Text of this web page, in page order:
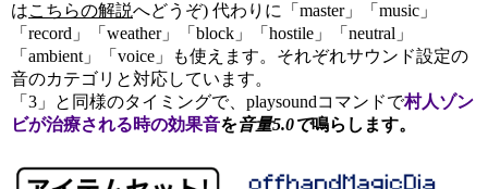
はこちらの解説へどうぞ) 代わりに「master」「music」
「record」「weather」「block」「hostile」「neutral」
「ambient」「voice」も使えます。それぞれサウンド設定の
音のカテゴリと対応しています。
「3」と同様のタイミングで、playsoundコマンドで村人ゾン
ビが治療される時の効果音を音量5.0で鳴らします。